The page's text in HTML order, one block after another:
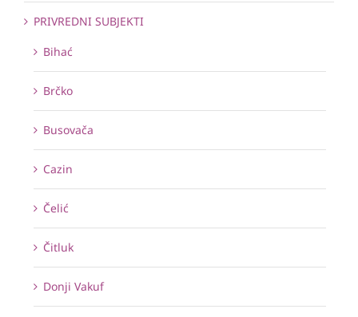
PRIVREDNI SUBJEKTI
Bihać
Brčko
Busovača
Cazin
Čelić
Čitluk
Donji Vakuf